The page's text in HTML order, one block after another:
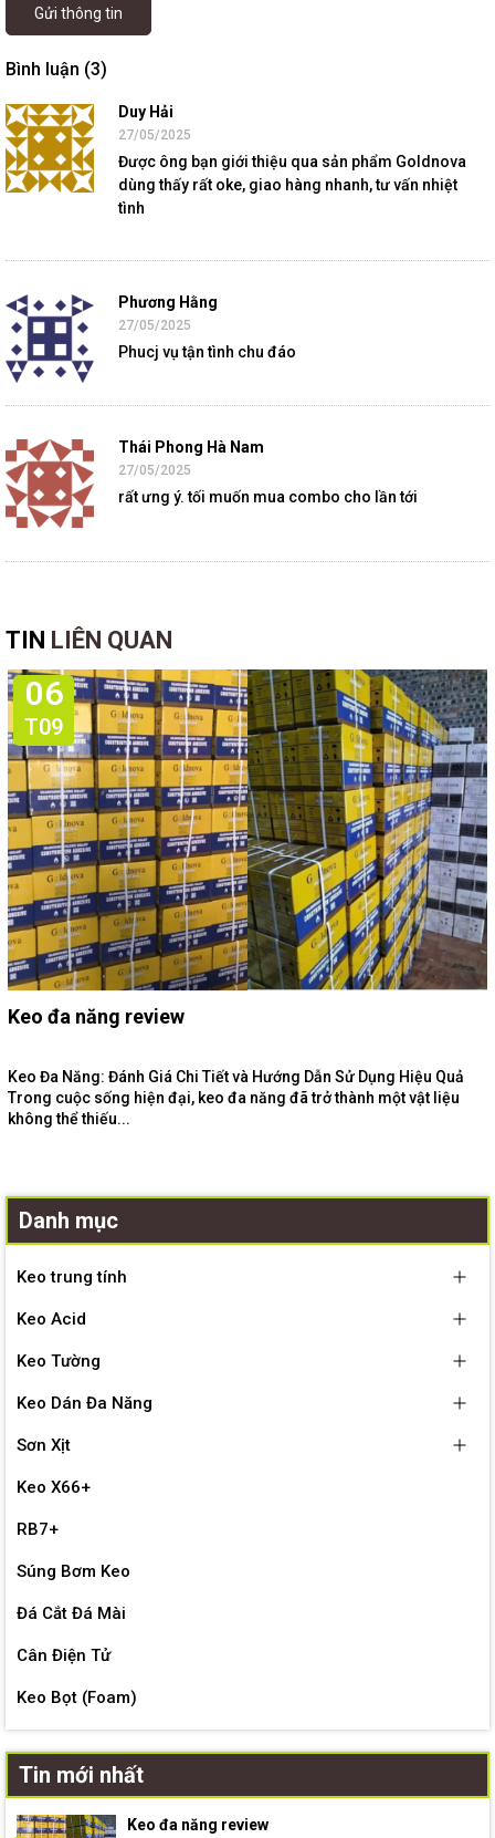
Gửi thông tin
Bình luận (3)
Duy Hải
27/05/2025
Được ông bạn giới thiệu qua sản phẩm Goldnova
dùng thấy rất oke, giao hàng nhanh, tư vấn nhiệt
tình
Phương Hằng
27/05/2025
Phucj vụ tận tình chu đáo
Thái Phong Hà Nam
27/05/2025
rất ưng ý. tối muốn mua combo cho lần tới
TIN LIÊN QUAN
06
T09
Keo đa năng review
Keo Đa Năng: Đánh Giá Chi Tiết và Hướng Dẫn Sử Dụng Hiệu Quả
Trong cuộc sống hiện đại, keo đa năng đã trở thành một vật liệu
không thể thiếu...
Danh mục
Keo trung tính
Keo Acid
Keo Tường
Keo Dán Đa Năng
Sơn Xịt
Keo X66+
RB7+
Súng Bơm Keo
Đá Cắt Đá Mài
Cân Điện Tử
Keo Bọt (Foam)
Tin mới nhất
Keo đa năng review